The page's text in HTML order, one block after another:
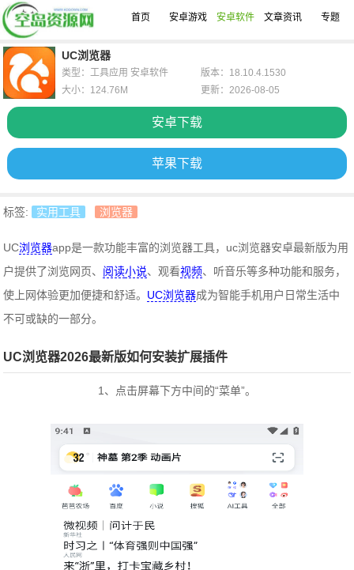
首页 安卓游戏 安卓软件 文章资讯 专题
UC浏览器
安卓下载
苹果下载
类型：工具应用 安卓软件
版本：18.10.4.1530
大小：124.76M
更新：2026-08-05
标签: 实用工具 浏览器
UC浏览器app是一款功能丰富的浏览器工具，uc浏览器安卓最新版为用
户提供了浏览网页、 阅读小说、观看视频、听音乐等多种功能和服务，
使上网体验更加便捷和舒适。 UC浏览器成为智能手机用户日常生活中
不可或缺的一部分。
UC浏览器2026最新版如何安装扩展插件
1、点击屏幕下方中间的“菜单”。